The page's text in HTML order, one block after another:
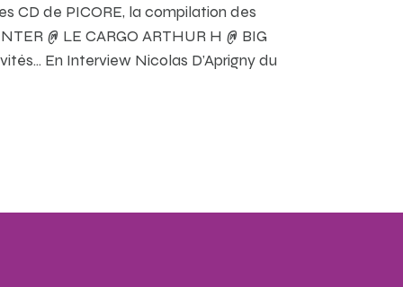
CD de PICORE, la compilation des
@ LE CARGO ARTHUR H @ BIG
En Interview Nicolas D’Aprigny du